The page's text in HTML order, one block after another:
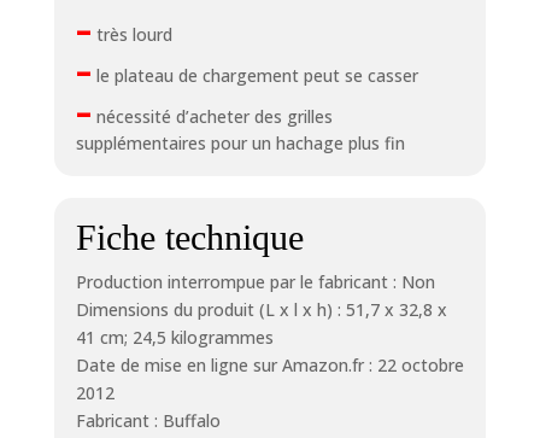
– très lourd
– le plateau de chargement peut se casser
– nécessité d’acheter des grilles
supplémentaires pour un hachage plus fin
Fiche technique
Production interrompue par le fabricant : Non
Dimensions du produit (L x l x h) : 51,7 x 32,8 x
41 cm; 24,5 kilogrammes
Date de mise en ligne sur Amazon.fr : 22 octobre
2012
Fabricant : Buffalo